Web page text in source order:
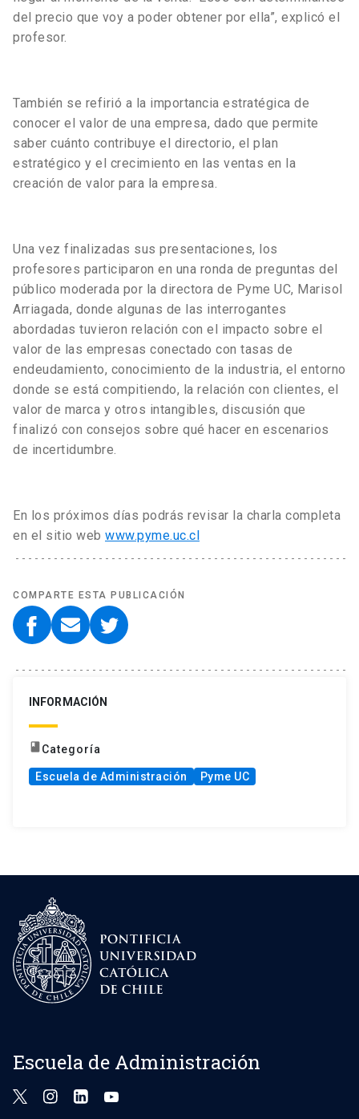
del precio que voy a poder obtener por ella”, explicó el
profesor.
También se refirió a la importancia estratégica de
conocer el valor de una empresa, dado que permite
saber cuánto contribuye el directorio, el plan
estratégico y el crecimiento en las ventas en la
creación de valor para la empresa.
Una vez finalizadas sus presentaciones, los
profesores participaron en una ronda de preguntas del
público moderada por la directora de Pyme UC, Marisol
Arriagada, donde algunas de las interrogantes
abordadas tuvieron relación con el impacto sobre el
valor de las empresas conectado con tasas de
endeudamiento, conocimiento de la industria, el entorno
donde se está compitiendo, la relación con clientes, el
valor de marca y otros intangibles, discusión que
finalizó con consejos sobre qué hacer en escenarios
de incertidumbre.
En los próximos días podrás revisar la charla completa
en el sitio web www.pyme.uc.cl
COMPARTE ESTA PUBLICACIÓN
INFORMACIÓN
book Categoría
Escuela de Administración Pyme UC
Escuela de Administración